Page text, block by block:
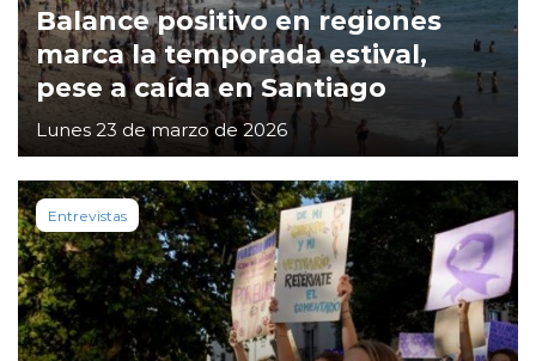
Balance positivo en regiones
marca la temporada estival,
pese a caída en Santiago
Lunes 23 de marzo de 2026
Entrevistas